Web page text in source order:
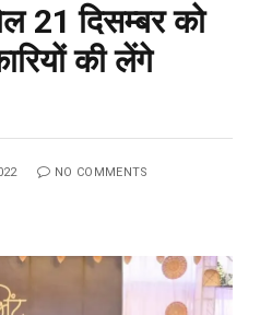
21 दिसम्बर को
की लेंगे
NO COMMENTS